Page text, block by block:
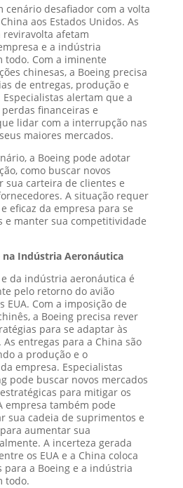
cenário desafiador com a volta
aos Estados Unidos. As
reviravolta afetam
e a indústria
todo. Com a iminente
chinesas, a Boeing precisa
de entregas, produção e
alertam que a
financeiras e
lidar com a interrupção nas
maiores mercados.
a Boeing pode adotar
como buscar novos
sua carteira de clientes e
A situação requer
eficaz da empresa para se
e manter sua competitividade
na Indústria Aeronáutica
da indústria aeronáutica é
pelo retorno do avião
EUA. Com a imposição de
a Boeing precisa rever
para se adaptar às
entregas para a China são
a produção e o
empresa. Especialistas
pode buscar novos mercados
para mitigar os
empresa também pode
sua cadeia de suprimentos e
aumentar sua
A incerteza gerada
os EUA e a China coloca
para a Boeing e a indústria
todo.